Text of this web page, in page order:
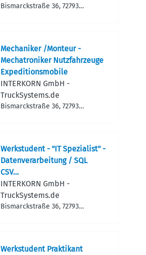
Bismarckstraße 36, 72793
Mechaniker /Monteur -
Mechatroniker Nutzfahrzeuge
Expeditionsmobile
INTERKORN GmbH -
TruckSystems.de
Bismarckstraße 36, 72793
Werkstudent - "IT Spezialist" -
Datenverarbeitung / SQL
CSV...
INTERKORN GmbH -
TruckSystems.de
Bismarckstraße 36, 72793
Werkstudent Praktikant